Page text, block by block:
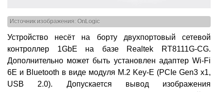
Источник изображения: OnLogic
Устройство несёт на борту двухпортовый сетевой
контроллер 1GbE на базе Realtek RT8111G-CG.
Дополнительно может быть установлен адаптер Wi-Fi
6E и Bluetooth в виде модуля M.2 Key-E (PCIe Gen3 x1,
USB 2.0). Допускается вывод изображения